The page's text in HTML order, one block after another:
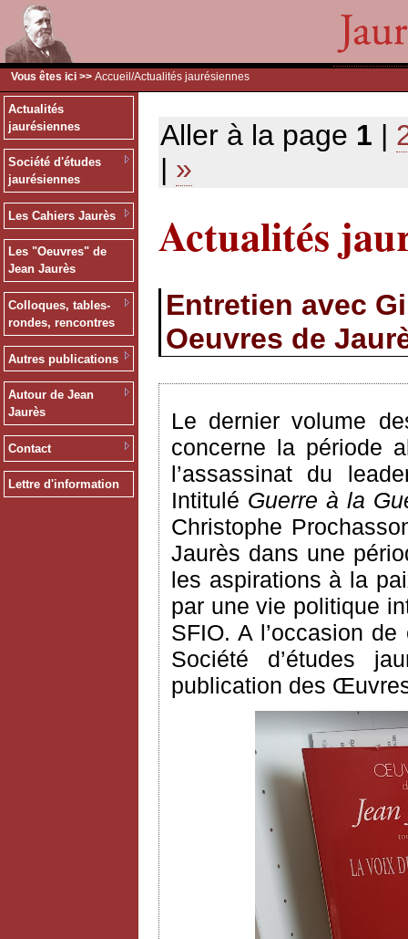
Vous êtes ici >> Accueil /Actualités jaurésiennes
Actualités
jaurésiennes
Société d'études
jaurésiennes
Les Cahiers Jaurès
Les "Oeuvres" de
Jean Jaurès
Colloques, tables-
rondes, rencontres
Autres publications
Autour de Jean
Jaurès
Contact
Lettre d'information
Aller à la page 1 |
| »
Actualités
Entretien avec
Oeuvres de
Le dernier volume
concerne la période
l’assassinat du
Intitulé Guerre à la
Christophe
Jaurès dans une
les aspirations à la
par une vie politique
SFIO. A l’occasion
Société d’études
publication des